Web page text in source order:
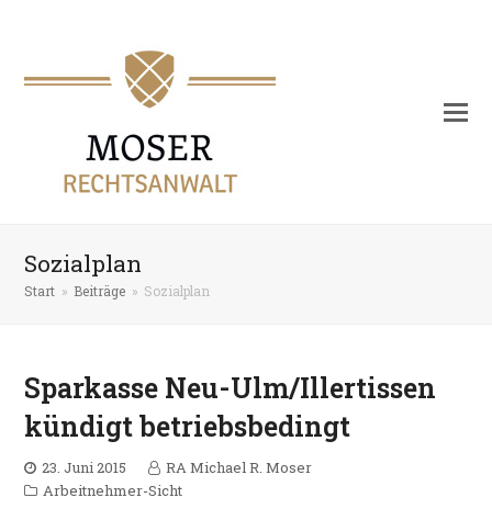
Sozialplan
Start » Beiträge » Sozialplan
Sparkasse Neu-Ulm/Illertissen
kündigt betriebsbedingt
23. Juni 2015
RA Michael R. Moser
Arbeitnehmer-Sicht